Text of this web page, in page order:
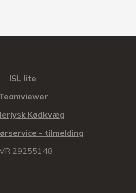
ISL lite
Kødkvæg
- tilmelding
29255148